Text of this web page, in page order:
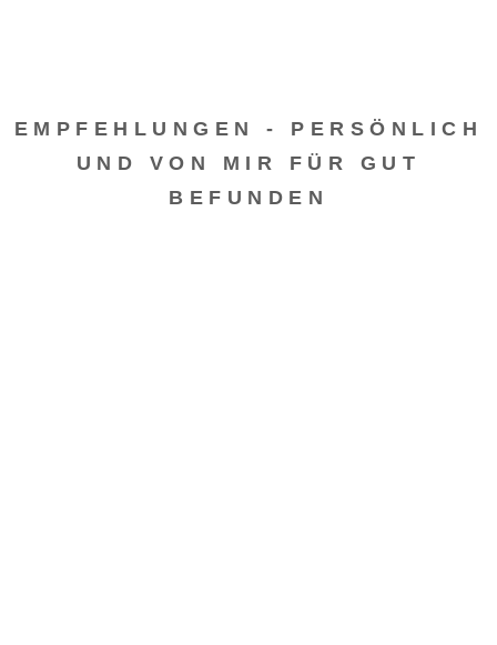
EMPFEHLUNGEN - PERSÖNLICH
UND VON MIR FÜR GUT
BEFUNDEN